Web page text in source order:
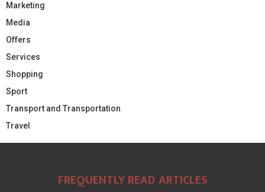
Marketing
Media
Offers
Services
Shopping
Sport
Transport and Transportation
Travel
FREQUENTLY READ ARTICLES